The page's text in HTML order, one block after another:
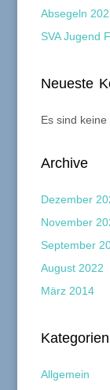
Absegeln
SVA Jugend
Neueste
Es sind
Archive
Dezember
November
September
August 2022
März 2014
Kategorien
Allgemein